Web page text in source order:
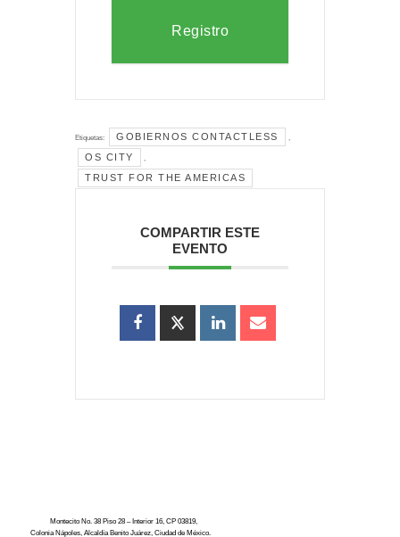
Registro
Etiquetas: GOBIERNOS CONTACTLESS ,
OS CITY ,
TRUST FOR THE AMERICAS
COMPARTIR ESTE
EVENTO
Montecito No. 38 Piso 28 – Interior 16, CP 03819,
Colonia Nápoles, Alcaldía Benito Juárez, Ciudad de México.